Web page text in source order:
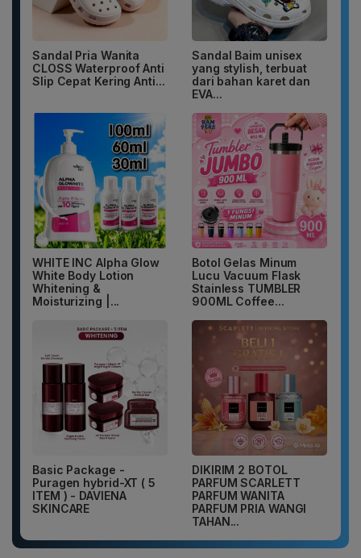
Sandal Pria Wanita
CLOSS Waterproof Anti
Slip Cepat Kering Anti...
Sandal Baim unisex
yang stylish, terbuat
dari bahan karet dan
EVA...
WHITE INC Alpha Glow
White Body Lotion
Whitening &
Moisturizing |...
Botol Gelas Minum
Lucu Vacuum Flask
Stainless TUMBLER
900ML Coffee...
Basic Package -
Puragen hybrid-XT ( 5
ITEM ) - DAVIENA
SKINCARE
DIKIRIM 2 BOTOL
PARFUM SCARLETT
PARFUM WANITA
PARFUM PRIA WANGI
TAHAN...